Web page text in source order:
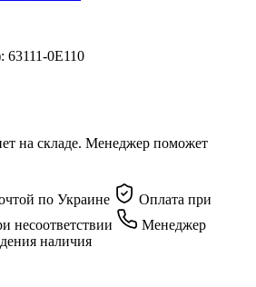
63111-0E110
на складе. Менеджер поможет
по Украине
Оплата при
несоответствии
Менеджер
наличия